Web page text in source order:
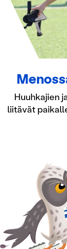
Huuhkajien
liitävät